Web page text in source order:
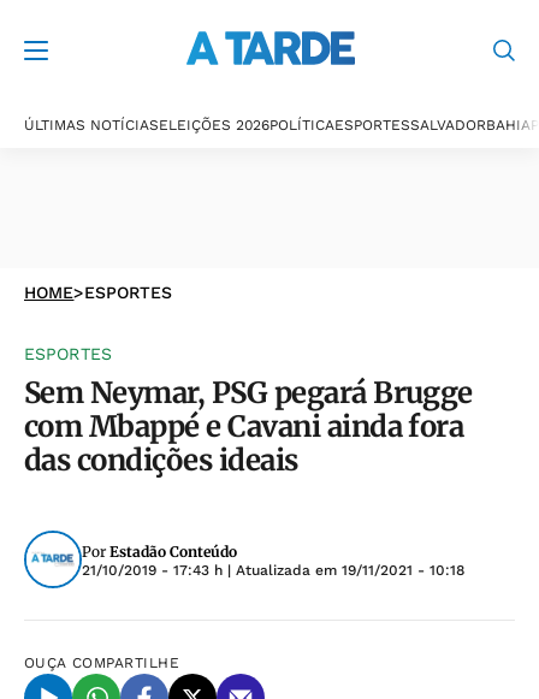
ÚLTIMAS NOTÍCIASELEIÇÕES 2026POLÍTICAESPORTESSALVADORBAHIA
HOME>ESPORTES
ESPORTES
Sem Neymar, PSG pegará Brugge
com Mbappé e Cavani ainda fora
das condições ideais
Por Estadão Conteúdo
21/10/2019 - 17:43 h | Atualizada em 19/11/2021 - 10:18
OUÇA COMPARTILHE